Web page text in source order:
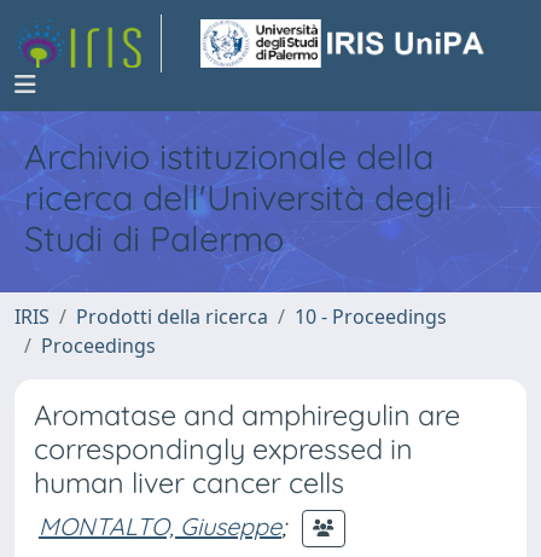
Archivio istituzionale della
ricerca dell'Università degli
Studi di Palermo
IRIS Prodotti della ricerca
10 - Proceedings
Proceedings
Aromatase and amphiregulin are
correspondingly expressed in
human liver cancer cells
MONTALTO, Giuseppe;